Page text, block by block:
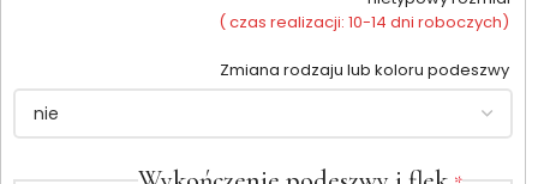
( czas realizacji: 10-14 dni roboczych)
Zmiana rodzaju lub koloru podeszwy